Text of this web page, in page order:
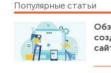
Популярные статьи